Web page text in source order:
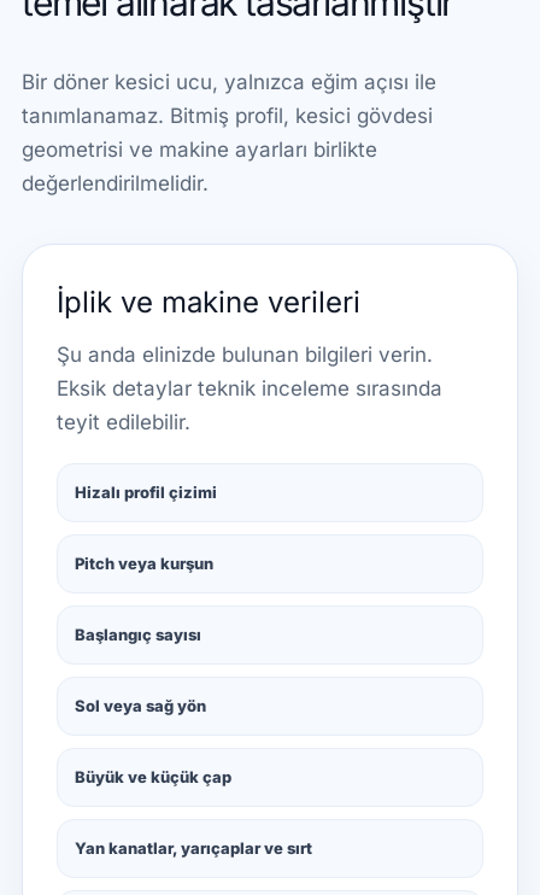
Bir döner kesici ucu, yalnızca eğim açısı ile
tanımlanamaz. Bitmiş profil, kesici gövdesi
geometrisi ve makine ayarları birlikte
değerlendirilmelidir.
İplik ve makine verileri
Şu anda elinizde bulunan bilgileri verin.
Eksik detaylar teknik inceleme sırasında
teyit edilebilir.
Hizalı profil çizimi
Pitch veya kurşun
Başlangıç sayısı
Sol veya sağ yön
Büyük ve küçük çap
Yan kanatlar, yarıçaplar ve sırt